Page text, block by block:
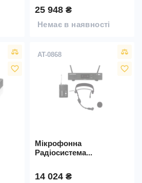
25 948 ₴
Немає в наявності
favorite_border
AT-0868
favorite_border
Мікрофонна
Радіосистема...
14 024 ₴